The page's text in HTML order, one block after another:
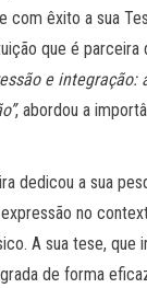
com êxito a sua
que é parceira
e
, abordou a
dedicou a sua
no
A sua tese, que
de forma